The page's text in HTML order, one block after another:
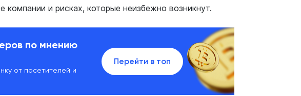
компании и рисках, которые неизбежно возникнут.
по мнению
от посетителей и
Перейти в топ